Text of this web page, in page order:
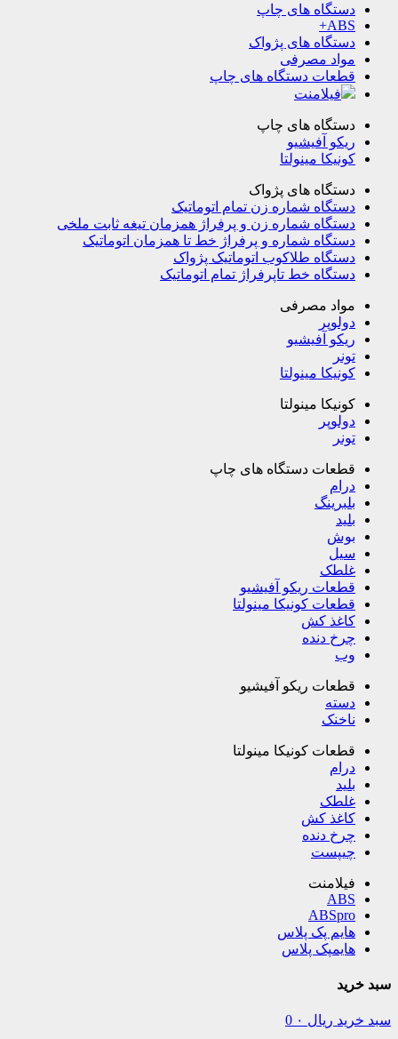
دستگاه های چاپ
ABS+
دستگاه های پژواک
مواد مصرفی
قطعات دستگاه های چاپ
فیلامنت
دستگاه های چاپ
ریکو آفیشیو
کونیکا مینولتا
دستگاه های پژواک
دستگاه شماره زن تمام اتوماتیک
دستگاه شماره زن و پرفراژ همزمان تیغه ثابت ملخی
دستگاه شماره و پرفراژ خط تا همزمان اتوماتیک
دستگاه طلاکوب اتوماتیک پژواک
دستگاه خط تاپرفراژ تمام اتوماتیک
مواد مصرفی
دولوپر
ریکو آفیشیو
تونر
کونیکا مینولتا
کونیکا مینولتا
دولوپر
تونر
قطعات دستگاه های چاپ
درام
بلبرینگ
بلید
بوش
سیل
غلطک
قطعات ریکو آفیشیو
قطعات کونیکا مینولتا
کاغذ کش
چرخ دنده
وب
قطعات ریکو آفیشیو
دسته
ناخنک
قطعات کونیکا مینولتا
درام
بلید
غلطک
کاغذ کش
چرخ دنده
چیپست
فیلامنت
ABS
ABSpro
هایم پک پلاس
هایمپک پلاس
سبد خرید
سبد خرید ریال 0